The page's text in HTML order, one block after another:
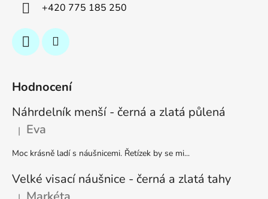
+420 775 185 250
Hodnocení
Náhrdelník menší - černá a zlatá půlená
Hodnocení produktu je 5 z 5 hvězdiček.
| Eva
Moc krásně ladí s náušnicemi. Řetízek by se mi...
Velké visací náušnice - černá a zlatá tahy